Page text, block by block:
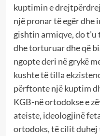
kuptimin e
një pronar të egër dhe
gishtin armiqve, do
dhe torturuar dhe që
ngopte deri në grykë
kushte të tilla
përftonte një kuptim
KGB-në ortodokse e
ateiste, ideologjinë
ortodoks, të cilit duhej